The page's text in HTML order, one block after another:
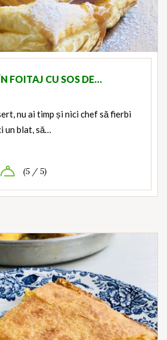
FOITAJ CU SOS DE…
nu ai timp și nici chef să fierbi
un blat, să…
(5 / 5)